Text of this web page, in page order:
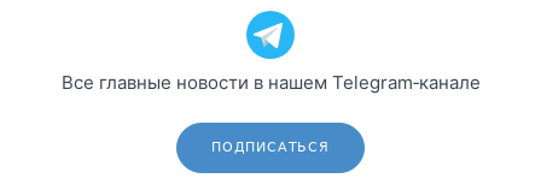
Все главные новости в нашем Telegram‑канале
ПОДПИСАТЬСЯ